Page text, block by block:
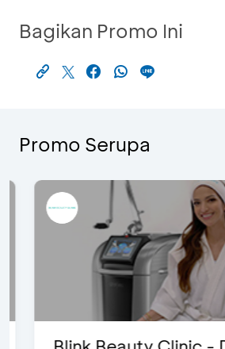
Bagikan Promo Ini
Promo Serupa